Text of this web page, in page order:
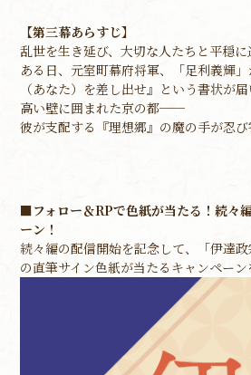
【第三幕あらすじ】
乱世を生き延び、大切な人たちと平穏に
ある日、元室町幕府将軍、「足利義輝
（あなた）を差し出せ』という書状が
高い壁に囲まれた京の都──
彼が支配する『理想郷』の魔の手が忍び
■フォロー＆RPで色紙が当たる！続々
ーン！
続々編の配信開始を記念して、「伊達
の直筆サイン色紙が当たるキャンペーン